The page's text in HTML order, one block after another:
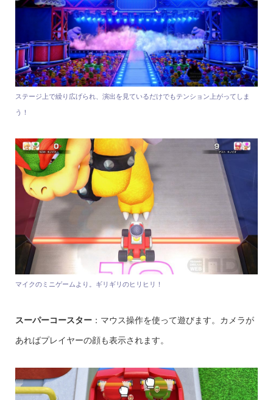
ステージ上で繰り広げられ、演出を見ているだけでもテンション上がってしま
う！
マイクのミニゲームより。ギリギリのヒリヒリ！
スーパーコースター：マウス操作を使って遊びます。カメラが
あればプレイヤーの顔も表示されます。